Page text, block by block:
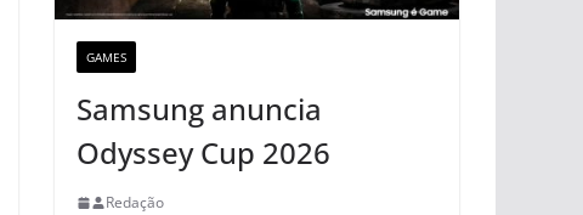
GAMES
Samsung anuncia
Odyssey Cup 2026
Redação